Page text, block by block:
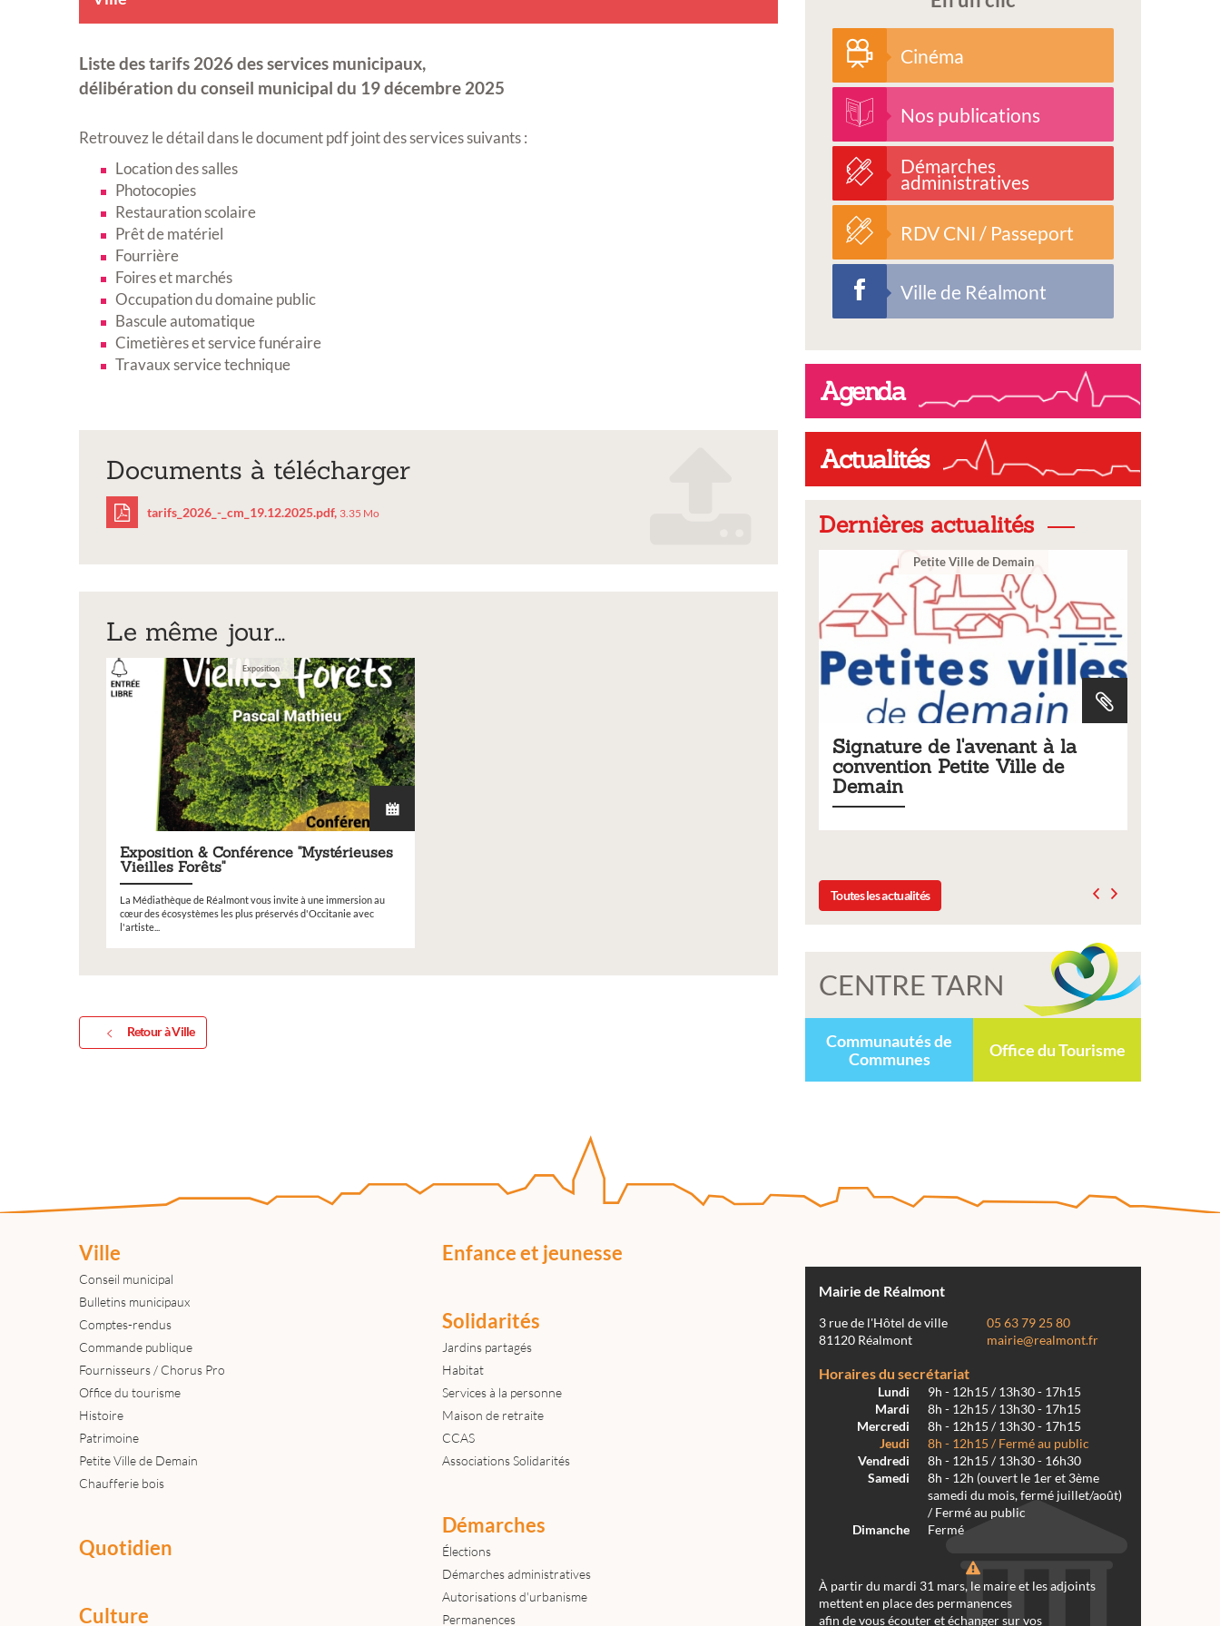
Liste des tarifs 2026 des services municipaux,
délibération du conseil municipal du 19 décembre 2025
Retrouvez le détail dans le document pdf joint des services suivants :
Location des salles
Photocopies
Restauration scolaire
Prêt de matériel
Fourrière
Foires et marchés
Occupation du domaine public
Bascule automatique
Cimetières et service funéraire
Travaux service technique
Documents à télécharger
tarifs_2026_-
_cm_19.12.2025.pdf
tarifs_2026_-_cm_19.12.2025.pdf, 3.35 Mo
Le même jour...
Exposition
Exposition & Conférence "Mystérieuses
Vieilles Forêts"
La Médiathèque de Réalmont vous invite à une immersion au
cœur des écosystèmes les plus préservés d'Occitanie avec
l'artiste...
Retour à Ville
Cinéma
Nos publications
Démarches
administratives
RDV CNI / Passeport
Ville de Réalmont
Agenda
Actualités
Dernières actualités
Exposition
Inscription Réal'Art 2026 -
exposition de peintures,
sculptures et photos
Petite Ville de Demain
Signature de l'avenant à la
convention Petite Ville de
Tarifs 2026 des
municipaux
Toutes les actualités
CENTRE TARN
Communautés de
Communes
Office du Tourisme
Ville
Conseil municipal
Bulletins municipaux
Comptes-rendus
Commande publique
Fournisseurs / Chorus Pro
Office du tourisme
Histoire
Patrimoine
Petite Ville de Demain
Chaufferie bois
Quotidien
Culture
Enfance et jeunesse
Solidarités
Jardins partagés
Habitat
Services à la personne
Maison de retraite
CCAS
Associations Solidarités
Démarches
Élections
Démarches administratives
Autorisations d'urbanisme
Permanences
Mairie de Réalmont
3 rue de l'Hôtel de ville
81120 Réalmont
05 63 79 25 80
mairie@realmont.fr
Horaires du secrétariat
Lundi
9h - 12h15 / 13h30 - 17h15
Mardi
8h - 12h15 / 13h30 - 17h15
Mercredi
8h - 12h15 / 13h30 - 17h15
Jeudi
8h - 12h15 / Fermé au public
Vendredi
8h - 12h15 / 13h30 - 16h30
Samedi
8h - 12h (ouvert le 1er et 3ème
samedi du mois, fermé juillet/août)
/ Fermé au public
Dimanche
Fermé
À partir du mardi 31 mars, le maire et les adjoints
mettent en place des permanences
afin de vous écouter et échanger sur vos